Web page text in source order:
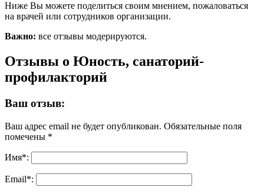
Ниже Вы можете поделиться своим мнением, пожаловаться
на врачей или сотрудников организации.
Важно: все отзывы модерируются.
Отзывы о Юность, санаторий-
профилакторий
Ваш отзыв:
Ваш адрес email не будет опубликован. Обязательные поля
помечены *
Имя*:
Email*: